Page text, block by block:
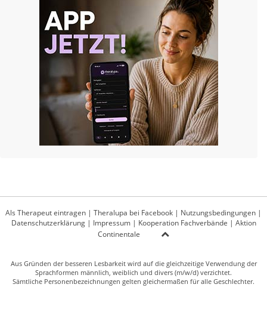
Als Therapeut eintragen | Theralupa bei Facebook | Nutzungsbedingungen |
Datenschutzerklärung| Impressum| Kooperation Fachverbände | Aktion
Continentale
Aus Gründen der besseren Lesbarkeit wird auf die gleichzeitige Verwendung der
Sprachformen männlich, weiblich und divers (m/w/d) verzichtet.
Sämtliche Personenbezeichnungen gelten gleichermaßen für alle Geschlechter.